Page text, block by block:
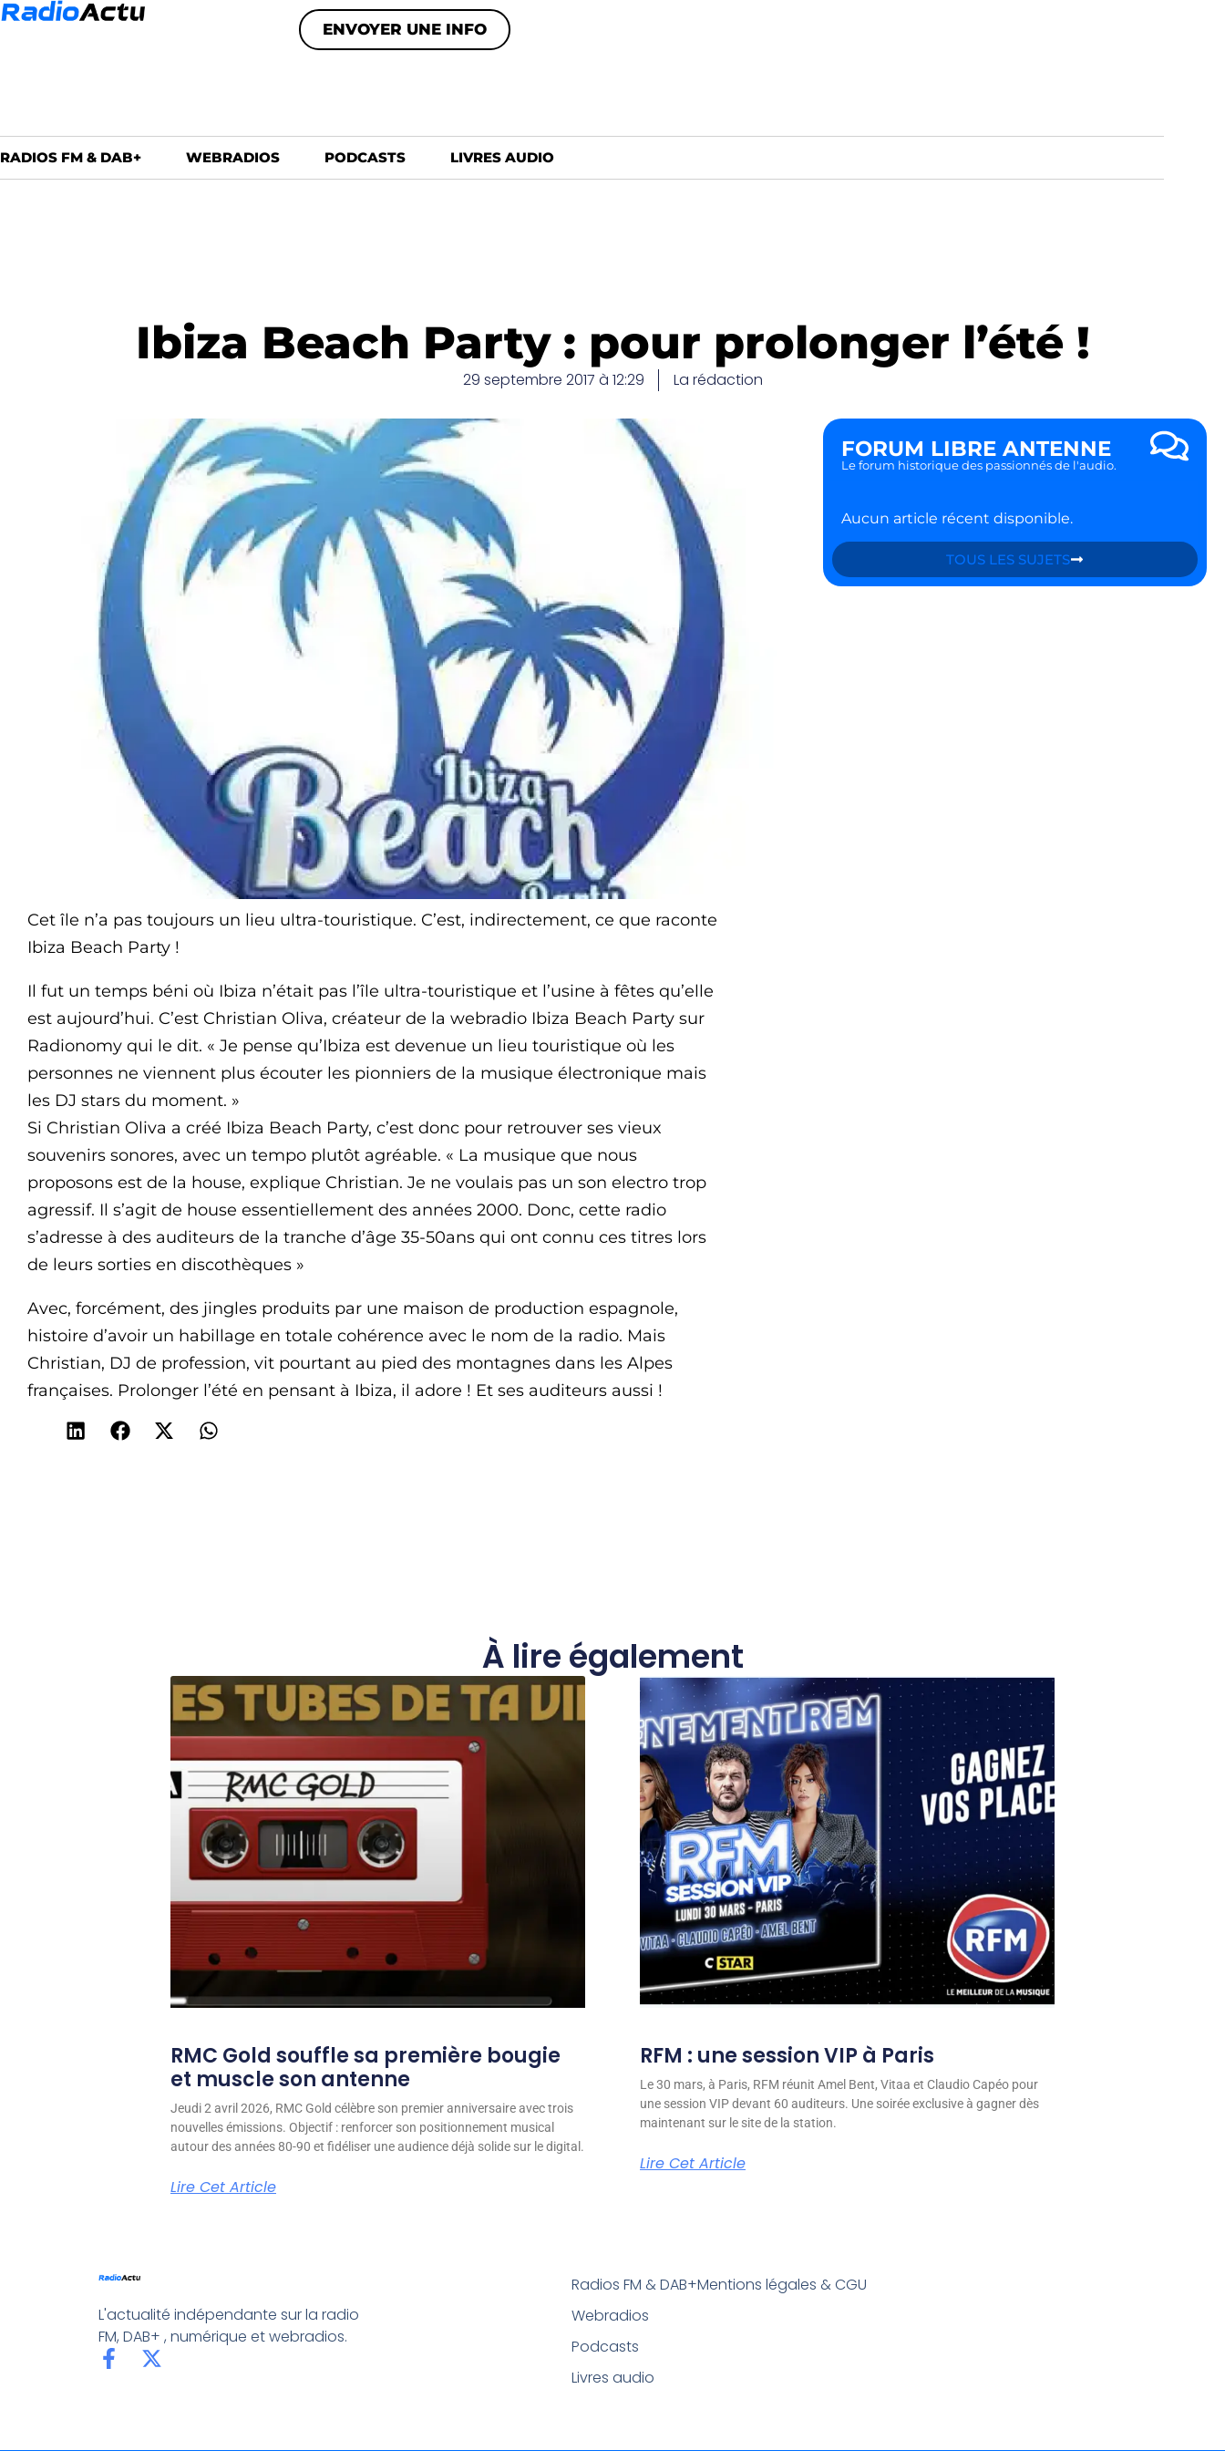
ENVOYER UNE INFO
RADIOS FM & DAB+ WEBRADIOS PODCASTS LIVRES AUDIO
Ibiza Beach Party : pour prolonger l’été !
29 septembre 2017 à 12:29 La rédaction
Cet île n’a pas toujours un lieu ultra-touristique. C’est, indirectement, ce que raconte
Ibiza Beach Party !
Il fut un temps béni où Ibiza n’était pas l’île ultra-touristique et l’usine à fêtes qu’elle
est aujourd’hui. C’est Christian Oliva, créateur de la webradio Ibiza Beach Party sur
Radionomy qui le dit. « Je pense qu’Ibiza est devenue un lieu touristique où les
personnes ne viennent plus écouter les pionniers de la musique électronique mais
les DJ stars du moment. »
Si Christian Oliva a créé Ibiza Beach Party, c’est donc pour retrouver ses vieux
souvenirs sonores, avec un tempo plutôt agréable. « La musique que nous
proposons est de la house, explique Christian. Je ne voulais pas un son electro trop
agressif. Il s’agit de house essentiellement des années 2000. Donc, cette radio
s’adresse à des auditeurs de la tranche d’âge 35-50ans qui ont connu ces titres lors
de leurs sorties en discothèques »
Avec, forcément, des jingles produits par une maison de production espagnole,
histoire d’avoir un habillage en totale cohérence avec le nom de la radio. Mais
Christian, DJ de profession, vit pourtant au pied des montagnes dans les Alpes
françaises. Prolonger l’été en pensant à Ibiza, il adore ! Et ses auditeurs aussi !
FORUM LIBRE ANTENNE
Le forum historique des passionnés de l'audio.
Aucun article récent disponible.
TOUS LES SUJETS
À lire également
RMC Gold souffle sa première bougie
et muscle son antenne
Jeudi 2 avril 2026, RMC Gold célèbre son premier anniversaire avec trois
nouvelles émissions. Objectif : renforcer son positionnement musical
autour des années 80-90 et fidéliser une audience déjà solide sur le digital.
Lire Cet Article
RFM : une session VIP à Paris
Le 30 mars, à Paris, RFM réunit Amel Bent, Vitaa et Claudio Capéo pour
une session VIP devant 60 auditeurs. Une soirée exclusive à gagner dès
maintenant sur le site de la station.
Lire Cet Article
L'actualité indépendante sur la radio
FM, DAB+ , numérique et webradios.
Radios FM & DAB+
Webradios
Podcasts
Livres audio
Mentions légales & CGU